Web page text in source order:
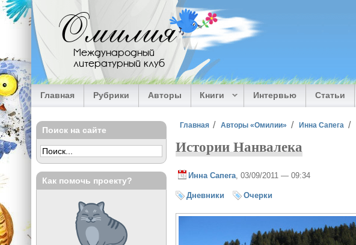
Перейти к основному содержанию
Омилия
Международный
литературный клуб
Главная Рубрики Авторы Книги Интервью Статьи
Вы здесь
Главная Авторы «Омилии» Инна Сапега
Истории Нанвалека
Инна Сапега , 03/09/2011 — 09:34
Дневники Очерки
Поиск на сайте
Как помочь проекту?